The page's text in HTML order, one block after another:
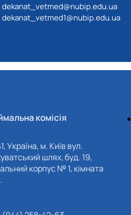
dekanat_vetmed@nubip.edu.ua
dekanat_vetmed1@nubip.edu.ua
комісія
Україна, м. Київ вул.
шлях, буд. 19,
корпус № 1, кімната